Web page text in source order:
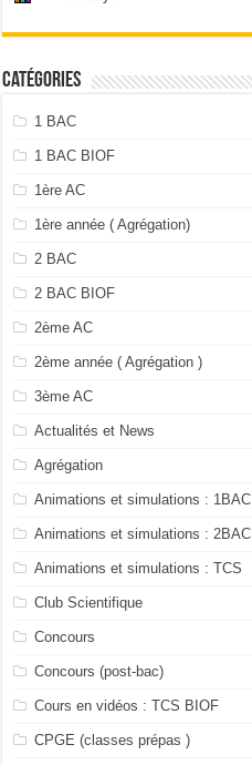
Catégories
1 BAC
1 BAC BIOF
1ère AC
1ère année ( Agrégation)
2 BAC
2 BAC BIOF
2ème AC
2ème année ( Agrégation )
3ème AC
Actualités et News
Agrégation
Animations et simulations : 1BAC
Animations et simulations : 2BAC
Animations et simulations : TCS
Club Scientifique
Concours
Concours (post-bac)
Cours en vidéos : TCS BIOF
CPGE (classes prépas )